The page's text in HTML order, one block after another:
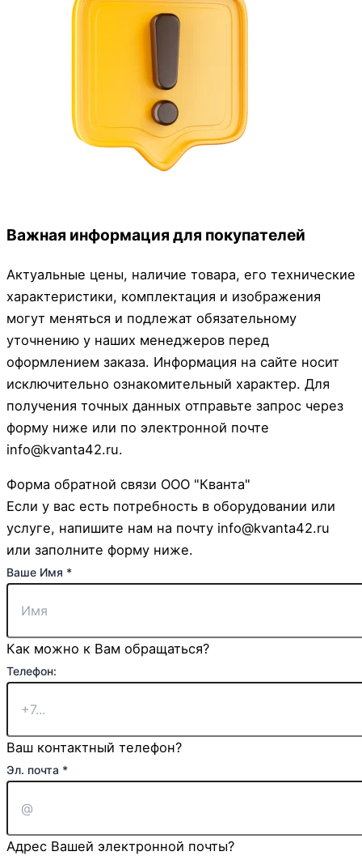
Важная информация для покупателей
Актуальные цены, наличие товара, его технические
характеристики, комплектация и изображения
могут меняться и подлежат обязательному
уточнению у наших менеджеров перед
оформлением заказа. Информация на сайте носит
исключительно ознакомительный характер. Для
получения точных данных отправьте запрос через
форму ниже или по электронной почте
info@kvanta42.ru.
Форма обратной связи ООО "Кванта"
Если у вас есть потребность в оборудовании или
услуге, напишите нам на почту info@kvanta42.ru
или заполните форму ниже.
Ваше Имя *
Как можно к Вам обращаться?
Телефон:
Ваш контактный телефон?
Эл. почта *
Адрес Вашей электронной почты?